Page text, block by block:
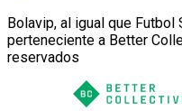
Bolavip, al igual que Futbol
perteneciente a Better
reservados